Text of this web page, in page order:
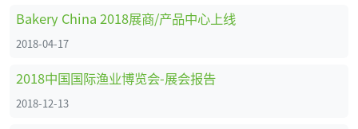
Bakery China 2018展商/产品中心上线
2018-04-17
2018中国国际渔业博览会-展会报告
2018-12-13